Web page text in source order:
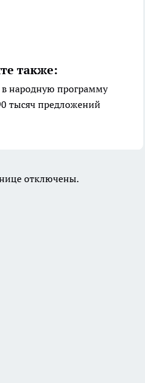
также:
народную программу
тысяч предложений
отключены.